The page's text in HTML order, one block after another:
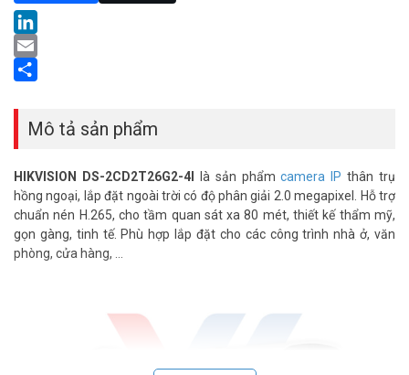
LinkedIn
Email
Mô tả sản phẩm
HIKVISION DS-2CD2T26G2-4I là sản phẩmcamera IP thân trụ
hồng ngoại, lắp đặt ngoài trời có độ phân giải 2.0 megapixel. Hỗ trợ
chuẩn nén H.265, cho tầm quan sát xa 80 mét, thiết kế thẩm mỹ,
gọn gàng, tinh tế. Phù hợp lắp đặt cho các công trình nhà ở, văn
phòng, cửa hàng, …